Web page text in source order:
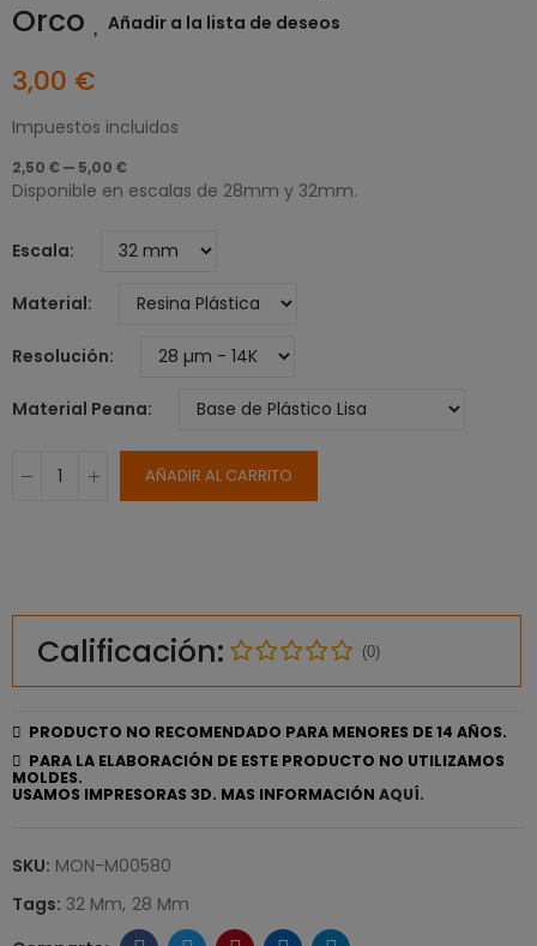
Orco
Añadir a la lista de deseos
3,00 €
Impuestos incluidos
2,50 € — 5,00 €
Disponible en escalas de 28mm y 32mm.
Escala
Material
Resolución
Material Peana
AÑADIR AL CARRITO
Calificación: (0)
PRODUCTO NO RECOMENDADO PARA MENORES DE 14 AÑOS.
PARA LA ELABORACIÓN DE ESTE PRODUCTO NO UTILIZAMOS
MOLDES.
USAMOS IMPRESORAS 3D. MAS INFORMACIÓN AQUÍ.
SKU: MON-M00580
Tags: 32 Mm 28 Mm